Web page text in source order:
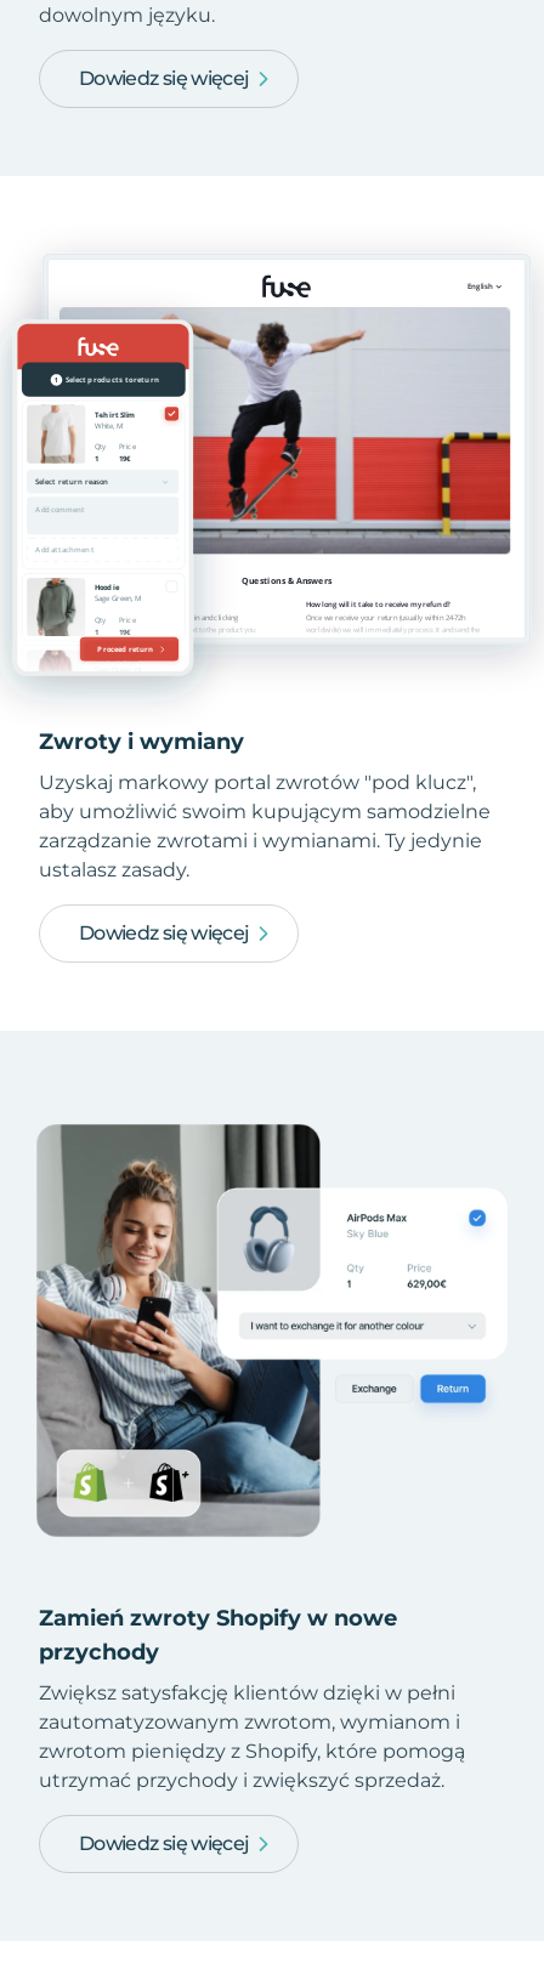
dowolnym języku.
Dowiedz się więcej
Zwroty i wymiany
Uzyskaj markowy portal zwrotów "pod klucz",
aby umożliwić swoim kupującym samodzielne
zarządzanie zwrotami i wymianami. Ty jedynie
ustalasz zasady.
Dowiedz się więcej
Zamień zwroty Shopify w nowe
przychody
Zwiększ satysfakcję klientów dzięki w pełni
zautomatyzowanym zwrotom, wymianom i
zwrotom pieniędzy z Shopify, które pomogą
utrzymać przychody i zwiększyć sprzedaż.
Dowiedz się więcej